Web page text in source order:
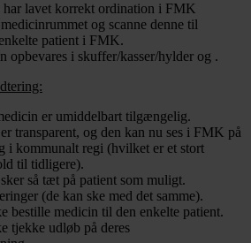
lavet korrekt ordination i FMK
og scanne denne til
patient i FMK.
opbevares i skuffer/kasser/hylder og .
er umiddelbart tilgængelig.
transparent, og den kan nu ses i FMK på
i kommunalt regi (hvilket er et stort
til tidligere).
så tæt på patient som muligt.
(de kan ske med det samme).
bestille medicin til den enkelte patient.
tjekke udløb på deres